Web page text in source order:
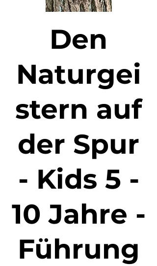
Den
Naturgei
stern auf
der Spur
- Kids 5 -
10 Jahre -
Führung